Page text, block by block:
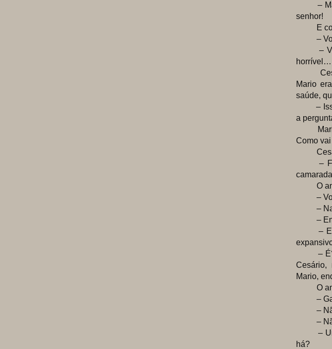
– Mas
senhor!
E
– Você
– Você
horrível…
Mario
saúde,
– Isso
a
Mario
Como
–
O
– Você
–
–
–
– É?
Cesário,
Mario,
O
–
–
– Não.
– Uma
há?